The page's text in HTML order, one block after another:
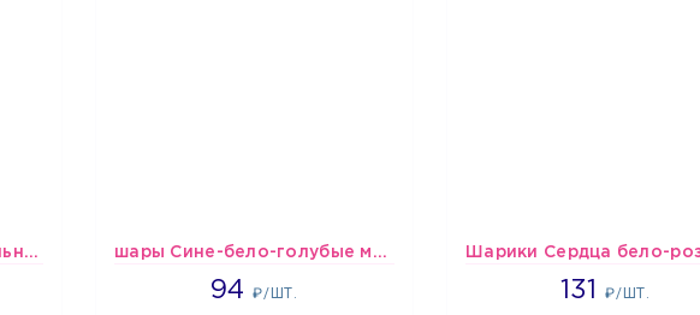
шары "Лайт" микс-пастельные шары Сине-бело-голубые металлик
94₽/ШТ.
1697
131₽/ШТ.
2660